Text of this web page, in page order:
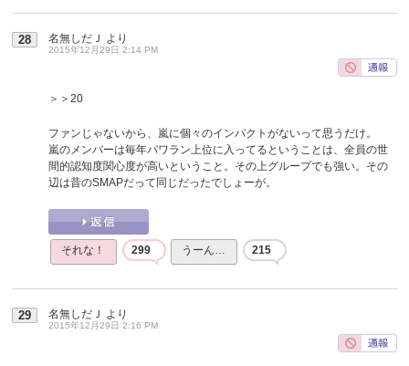
28 名無しだＪ より
2015年12月29日 2:14 PM
＞＞20
ファンじゃないから、嵐に個々のインパクトがないって思うだけ。
嵐のメンバーは毎年パワラン上位に入ってるということは、全員の世
間的認知度関心度が高いということ。その上グループでも強い。その
辺は昔のSMAPだって同じだったでしょーが。
それな！ 299 うーん… 215
29 名無しだＪ より
2015年12月29日 2:16 PM